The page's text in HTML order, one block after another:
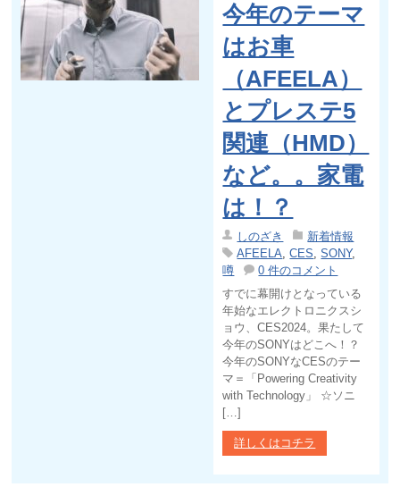
今年のテーマ
はお車
（AFEELA）
とプレステ5
関連（HMD）
など。。家電
は！？
しのざき
新着情報
AFEELA,CES,SONY,
噂
0 件のコメント
すでに幕開けとなっている
年始なエレクトロニクスシ
ョウ、CES2024。果たして
今年のSONYはどこへ！？
今年のSONYなCESのテー
マ＝「Powering Creativity
with Technology」 ☆ソニ
[…]
詳しくはコチラ